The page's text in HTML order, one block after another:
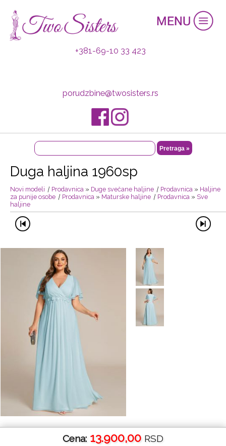
+381-69-10 33 423
porudzbine@twosisters.rs
Duga haljina 1960sp
Novi modeli | Prodavnica » Duge svečane haljine | Prodavnica » Haljine
za punije osobe | Prodavnica » Maturske haljine | Prodavnica » Sve
haljine
Cena: 13.900,00 RSD